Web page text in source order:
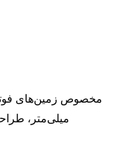
میلی‌متر،